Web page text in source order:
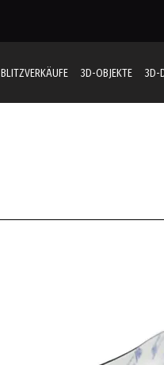
BLITZVERKÄUFE 3D-OBJEKTE 3D-